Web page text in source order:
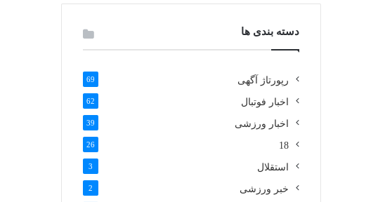
دسته بندی ها
رپورتاژ آگهی 69
اخبار فوتبال 62
اخبار ورزشی 39
18
26
استقلال 3
خبر ورزشی 2